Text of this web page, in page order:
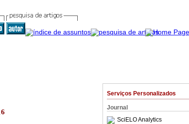
Serviços Personalizados
Journal
SciELO Analytics